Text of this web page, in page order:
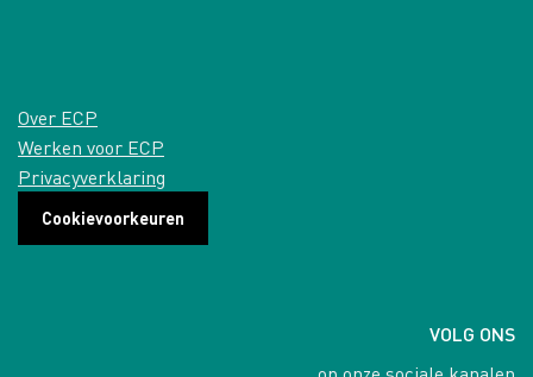
Over ECP
Werken voor ECP
Privacyverklaring
Cookievoorkeuren
VOLG ONS